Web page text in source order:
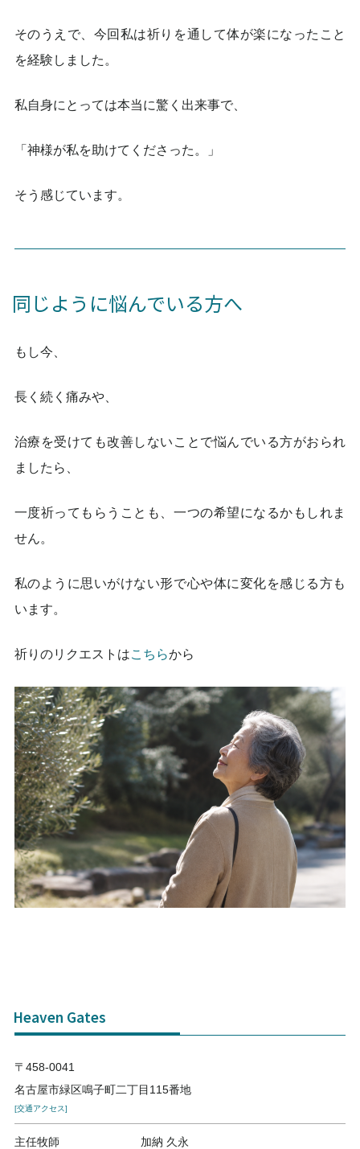
そのうえで、今回私は祈りを通して体が楽になったこと
を経験しました。
私自身にとっては本当に驚く出来事で、
「神様が私を助けてくださった。」
そう感じています。
同じように悩んでいる方へ
もし今、
長く続く痛みや、
治療を受けても改善しないことで悩んでいる方がおられ
ましたら、
一度祈ってもらうことも、一つの希望になるかもしれま
せん。
私のように思いがけない形で心や体に変化を感じる方も
います。
祈りのリクエストはこちらから
Heaven Gates
〒458-0041
名古屋市緑区鳴子町二丁目115番地
[交通アクセス]
主任牧師 加納 久永